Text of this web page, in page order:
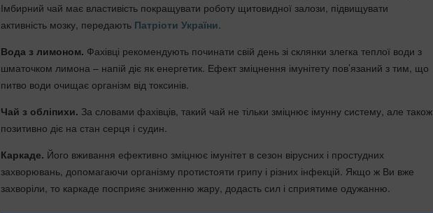
Імбирний чай має властивість покращувати роботу щитовидної залози, підвищувати
активність мозку, передають Патріоти України.
Вода з лимоном. Фахівці рекомендують починати свій день зі склянки злегка теплої води з
шматочком лимона – напій діє як енергетик. Ефект зміцнення імунітету пов’язаний з тим, що
питво води очищає організм від токсинів.
Чай з обліпихи. За словами фахівців, такий чай не тільки зміцнює імунну систему, але також
позитивно діє на стан серця і судин.
Каркаде. Його вживання ефективно зміцнює імунітет в сезон вірусних і простудних
захворювань, допомагаючи організму протистояти грипу і різних інфекцій. Якщо ж Ви вже
захворіли, то каркаде посприяє зниженню жару, додасть сил і сприятиме одужанню.